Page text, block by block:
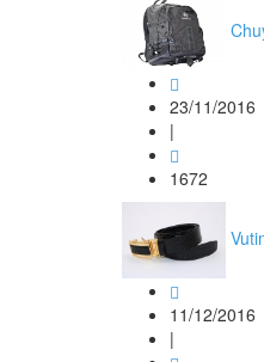
23/11/2016
|
1672
11/12/2016
|